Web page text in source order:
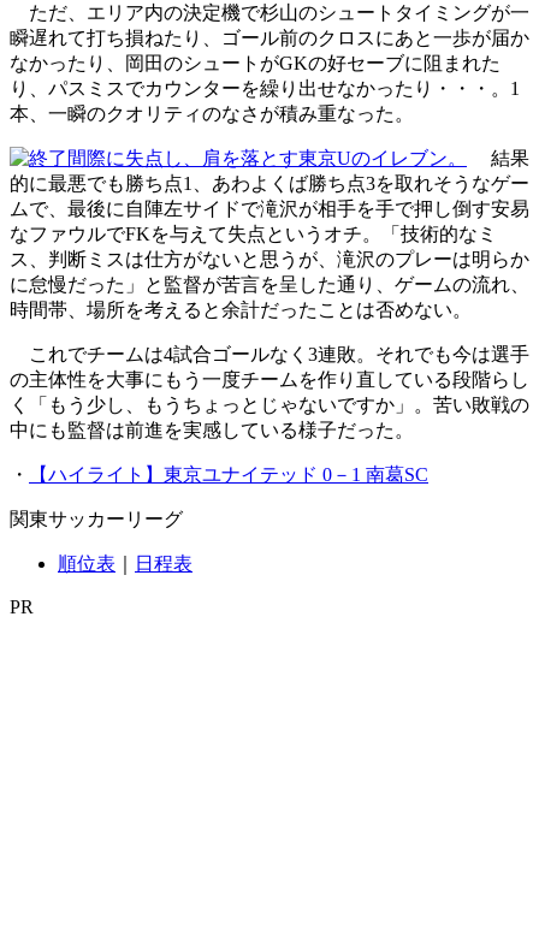
ただ、エリア内の決定機で杉山のシュートタイミングが一
瞬遅れて打ち損ねたり、ゴール前のクロスにあと一歩が届か
なかったり、岡田のシュートがGKの好セーブに阻まれた
り、パスミスでカウンターを繰り出せなかったり・・・。1
本、一瞬のクオリティのなさが積み重なった。
結果
的に最悪でも勝ち点1、あわよくば勝ち点3を取れそうなゲー
ムで、最後に自陣左サイドで滝沢が相手を手で押し倒す安易
なファウルでFKを与えて失点というオチ。「技術的なミ
ス、判断ミスは仕方がないと思うが、滝沢のプレーは明らか
に怠慢だった」と監督が苦言を呈した通り、ゲームの流れ、
時間帯、場所を考えると余計だったことは否めない。
これでチームは4試合ゴールなく3連敗。それでも今は選手
の主体性を大事にもう一度チームを作り直している段階らし
く「もう少し、もうちょっとじゃないですか」。苦い敗戦の
中にも監督は前進を実感している様子だった。
・ 【ハイライト】東京ユナイテッド 0－1 南葛SC
関東サッカーリーグ
順位表 日程表
PR